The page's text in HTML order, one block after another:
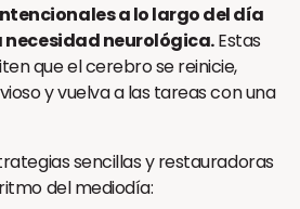
a lo largo del día
necesidad neurológica.Estas
que el cerebro se reinicie,
y vuelva a las tareas con una
sencillas y restauradoras
del mediodía: